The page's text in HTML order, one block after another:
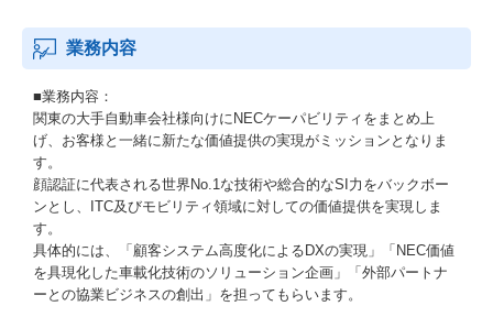
業務内容
■業務内容：
関東の大手自動車会社様向けにNECケーパビリティをまとめ上
げ、お客様と一緒に新たな価値提供の実現がミッションとなりま
す。
顔認証に代表される世界No.1な技術や総合的なSI力をバックボー
ンとし、ITC及びモビリティ領域に対しての価値提供を実現しま
す。
具体的には、「顧客システム高度化によるDXの実現」「NEC価値
を具現化した車載化技術のソリューション企画」「外部パートナ
ーとの協業ビジネスの創出」を担ってもらいます。